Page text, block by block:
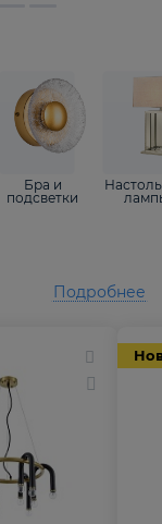
Бра и
подсветки
Подробнее